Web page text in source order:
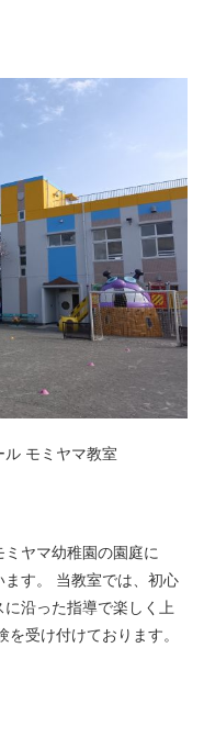
モミヤマ教室
ヤマ幼稚園の園庭に
す。 当教室では、初心
沿った指導で楽しく上
受け付けております。